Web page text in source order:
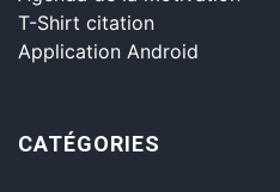
T-Shirt citation
Application Android
CATÉGORIES